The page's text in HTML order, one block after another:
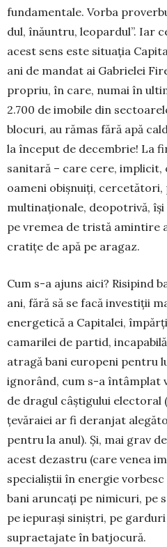
fundamentale. Vor­ba
dul, înăuntru, leopardul”. Iar
acest sens este situația
ani de man­dat ai Gabrielei
propriu, în care, numai în
2.700 de imobile din
blocuri, au rămas fără apă
la început de decembrie! La
sanitară – care cere, implicit,
oameni obișnuiți, cercetători,
multinaționale, deopotrivă,
pe vremea de tristă amintire
cratițe de apă pe aragaz.
Cum s-a ajuns aici? Risipind
ani, fără să se facă in­vestiții
ener­ge­tică a Capitalei,
camarilei de partid,
atragă bani europeni pentru
ignorând, cum s-a în­tâmplat
de dra­gul câștigului
țevăraiei ar fi deranjat
pentru la anul). Și, mai grav
acest dezastru (care venea
specialiștii în energie vorbesc
bani aruncați pe ni­micuri, pe
pe ie­purași siniștri, pe
supraetajate în batjocură.